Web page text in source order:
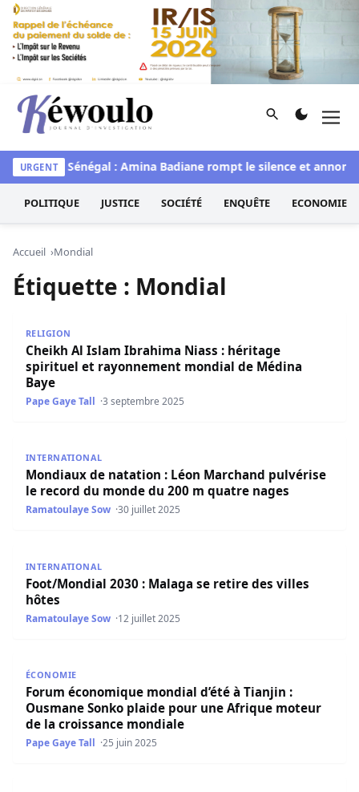
Aller au contenu
Kéwoulo, le premier site d'information et d'investigation
Rechercher
URGENT
Miss Sénégal : Amina Badiane rompt le silence et
POLITIQUE JUSTICE SOCIÉTÉ ENQUÊTE ECONOMIE
Accueil Mondial
Étiquette : Mondial
RELIGION
Cheikh Al Islam Ibrahima Niass : héritage
spirituel et rayonnement mondial de Médina
Baye
Pape Gaye Tall 3 septembre 2025
INTERNATIONAL
Mondiaux de natation : Léon Marchand pulvérise
le record du monde du 200 m quatre nages
Ramatoulaye Sow 30 juillet 2025
INTERNATIONAL
Foot/Mondial 2030 : Malaga se retire des villes
hôtes
Ramatoulaye Sow 12 juillet 2025
ÉCONOMIE
Forum économique mondial d’été à Tianjin :
Ousmane Sonko plaide pour une Afrique moteur
de la croissance mondiale
Pape Gaye Tall 25 juin 2025